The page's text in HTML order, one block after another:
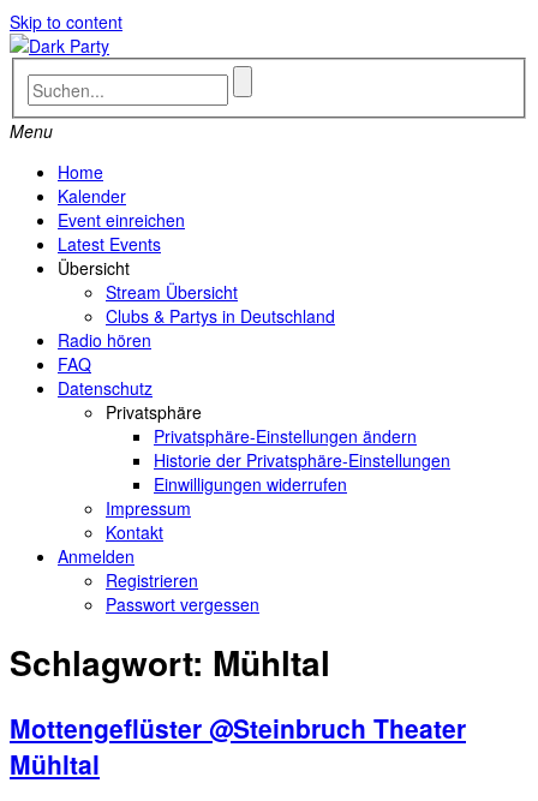
Skip to content
Menu
Home
Kalender
Event einreichen
Latest Events
Übersicht
Stream Übersicht
Clubs & Partys in Deutschland
Radio hören
FAQ
Datenschutz
Privatsphäre
Privatsphäre-Einstellungen ändern
Historie der Privatsphäre-Einstellungen
Einwilligungen widerrufen
Impressum
Kontakt
Anmelden
Registrieren
Passwort vergessen
Schlagwort: Mühltal
Mottengeflüster @Steinbruch Theater
Mühltal